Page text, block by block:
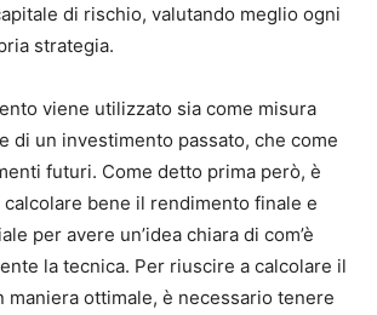
di rischio, valutando meglio ogni
strategia.
viene utilizzato sia come misura
di un investimento passato, che come
futuri. Come detto prima però, è
bene il rendimento finale e
per avere un’idea chiara di com’è
la tecnica. Per riuscire a calcolare il
maniera ottimale, è necessario tenere